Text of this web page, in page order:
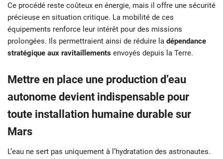
Ce procédé reste coûteux en énergie, mais il offre une sécurité
précieuse en situation critique. La mobilité de ces
équipements renforce leur intérêt pour des missions
prolongées. Ils permettraient ainsi de réduire la dépendance
stratégique aux ravitaillements envoyés depuis la Terre.
Mettre en place une production d’eau
autonome devient indispensable pour
toute installation humaine durable sur
Mars
L’eau ne sert pas uniquement à l’hydratation des astronautes.